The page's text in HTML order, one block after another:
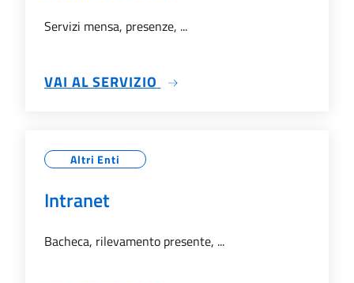
Servizi mensa, presenze, ...
VAI AL SERVIZIO SU SERVIZI SCOLASTICI
Altri Enti
Intranet
Bacheca, rilevamento presente, ...